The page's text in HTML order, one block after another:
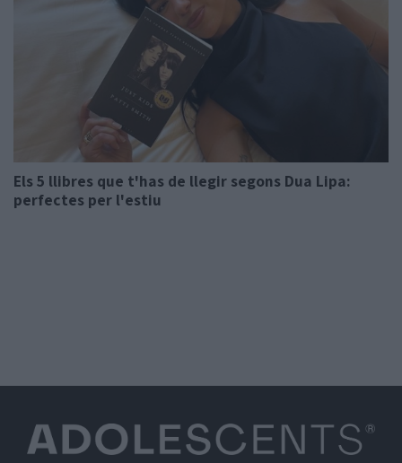
Els 5 llibres que t'has de llegir segons Dua Lipa:
perfectes per l'estiu